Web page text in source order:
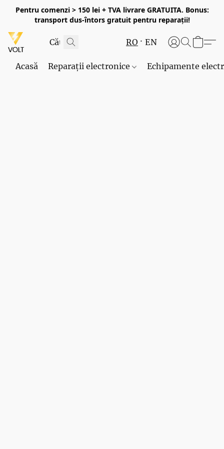
Pentru comenzi > 150 lei + TVA livrare GRATUITA. Bonus:
transport dus-întors gratuit pentru reparații!
RO EN
Acasă Reparații electronice Echipamente